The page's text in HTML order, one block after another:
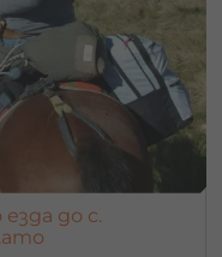
до с.